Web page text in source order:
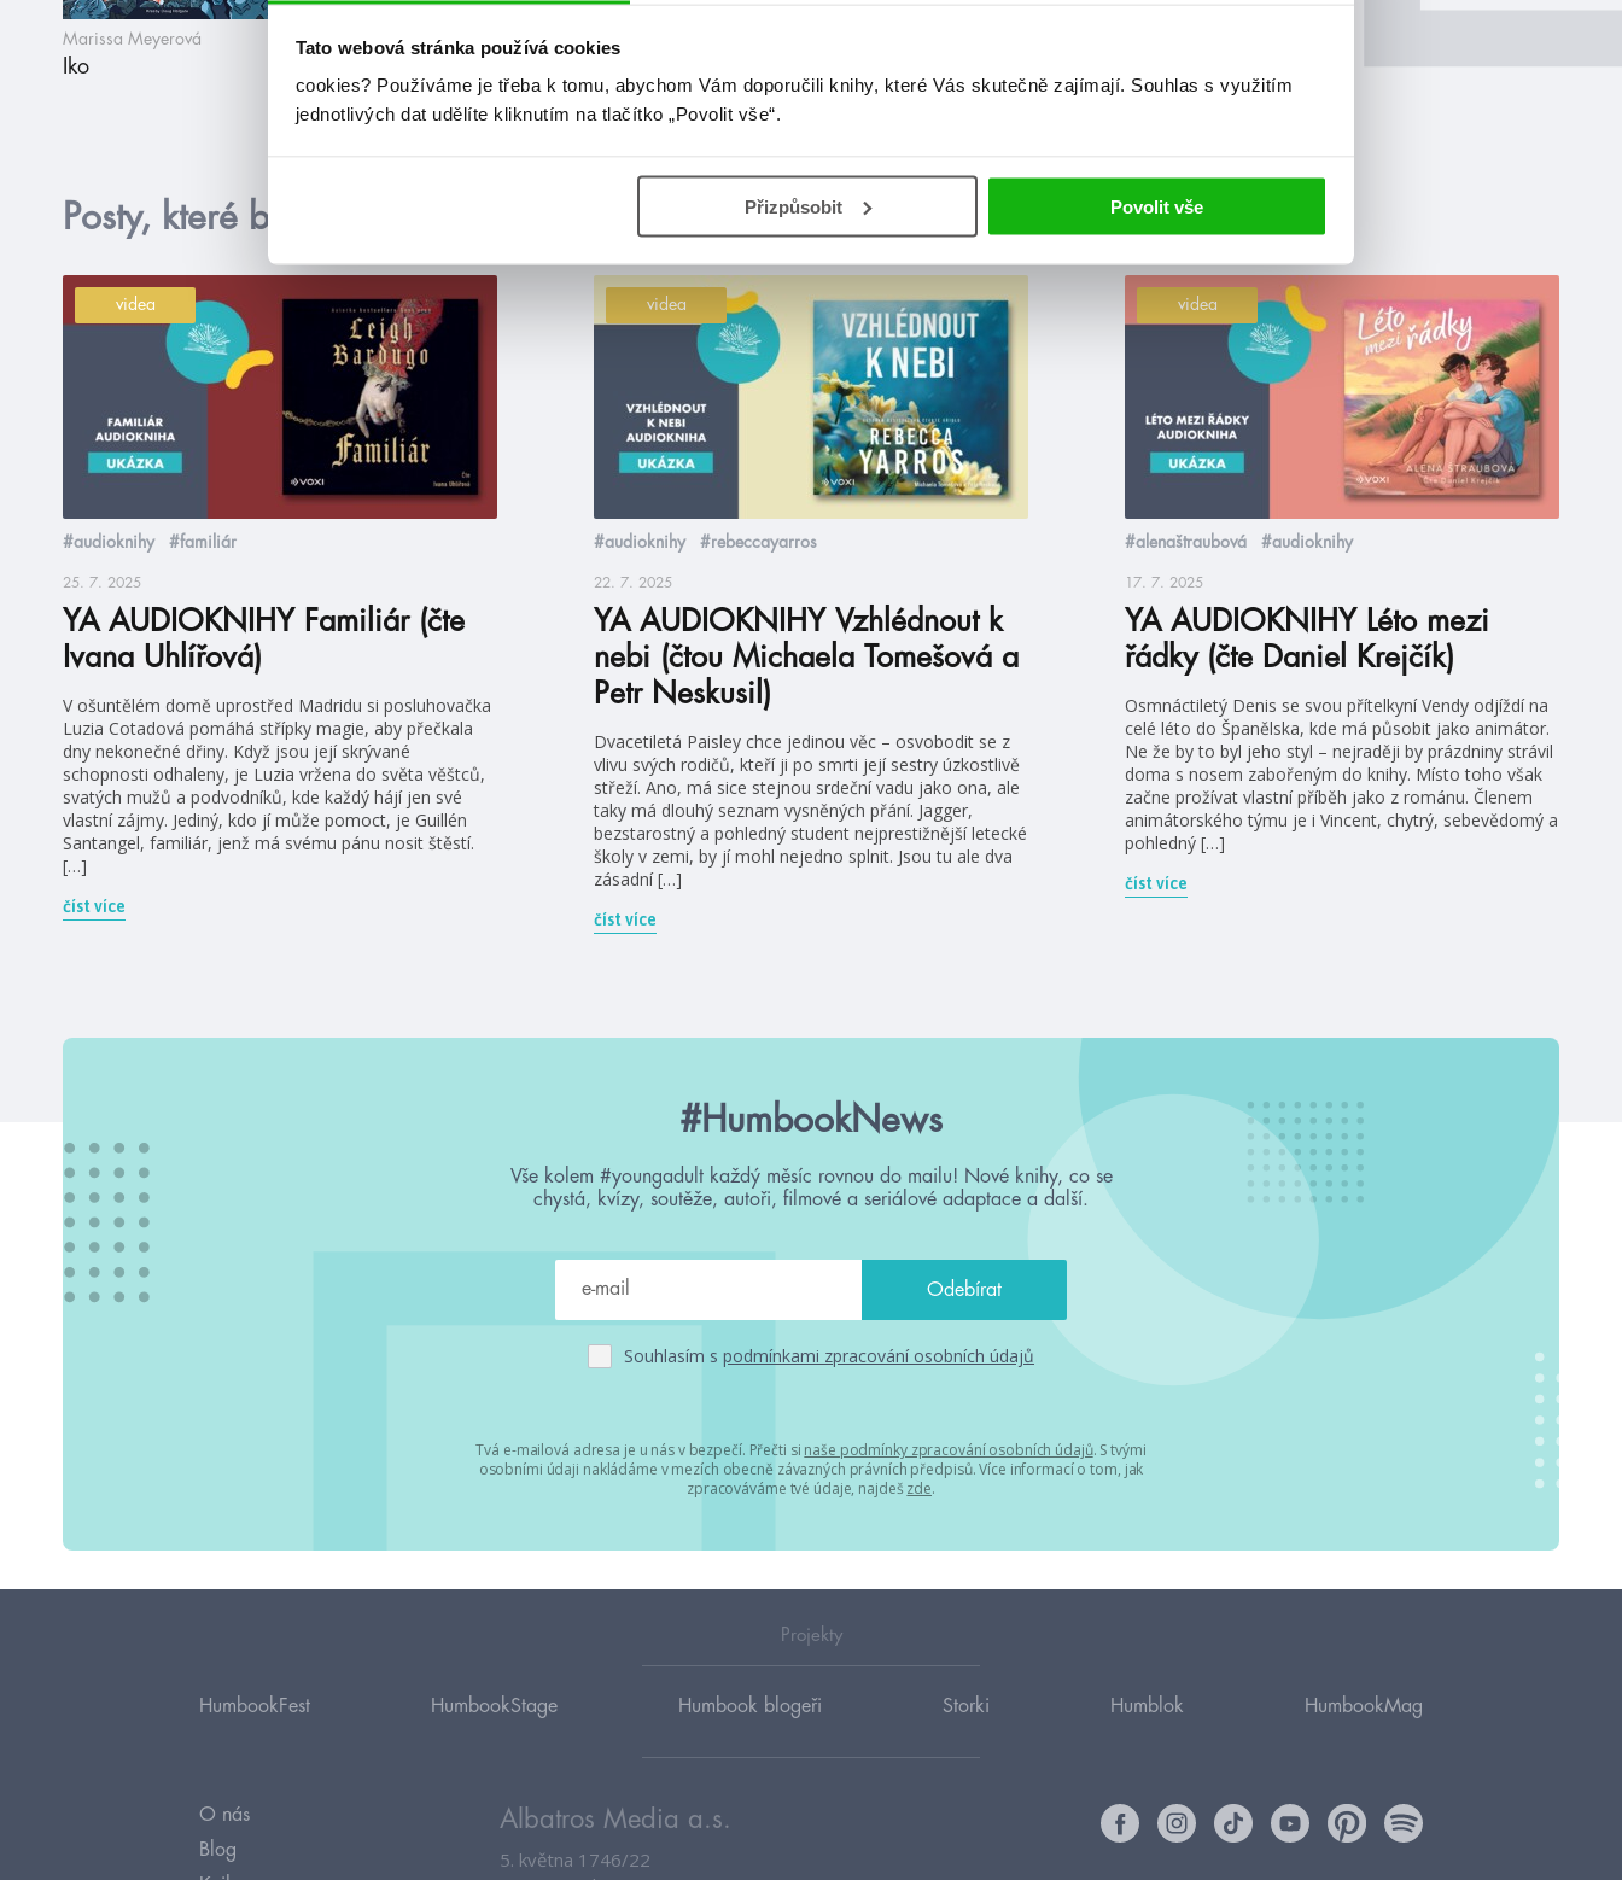
Tato webová stránka používá cookies
cookies? Používáme je třeba k tomu, abychom Vám doporučili knihy, které Vás skutečně zajímají. Souhlas s využitím
jednotlivých dat udělíte kliknutím na tlačítko „Povolit vše“.
Přizpůsobit Povolit vše
Marissa Meyerová
Iko
Marissa Meyerová
kroniky
Posty, které by tě mohly zajímat
videa
#audioknihy #familiár
25. 7. 2025
YA AUDIOKNIHY Familiár (čte
Ivana Uhlířová)
V ošuntělém domě uprostřed Madridu si posluhovačka
Luzia Cotadová pomáhá střípky magie, aby přečkala
dny nekonečné dřiny. Když jsou její skrývané
schopnosti odhaleny, je Luzia vržena do světa věštců,
svatých mužů a podvodníků, kde každý hájí jen své
vlastní zájmy. Jediný, kdo jí může pomoct, je Guillén
Santangel, familiár, jenž má svému pánu nosit štěstí.
[…]
číst více
videa
#audioknihy #rebeccayarros
22. 7. 2025
YA AUDIOKNIHY Vzhlédnout k
nebi (čtou Michaela Tomešová a
Petr Neskusil)
Dvacetiletá Paisley chce jedinou věc – osvobodit se z
vlivu svých rodičů, kteří ji po smrti její sestry úzkostlivě
střeží. Ano, má sice stejnou srdeční vadu jako ona, ale
taky má dlouhý seznam vysněných přání. Jagger,
bezstarostný a pohledný student nejprestižnější letecké
školy v zemi, by jí mohl nejedno splnit. Jsou tu ale dva
zásadní […]
číst více
videa
#alenaštraubová #audioknihy
17. 7. 2025
YA AUDIOKNIHY Léto mezi
řádky (čte Daniel Krejčík)
Osmnáctiletý Denis se svou přítelkyní Vendy odjíždí na
celé léto do Španělska, kde má působit jako animátor.
Ne že by to byl jeho styl – nejraději by prázdniny strávil
doma s nosem zabořeným do knihy. Místo toho však
začne prožívat vlastní příběh jako z románu. Členem
animátorského týmu je i Vincent, chytrý, sebevědomý a
pohledný […]
číst více
#HumbookNews
Vše kolem #youngadult každý měsíc rovnou do mailu! Nové knihy, co se
chystá, kvízy, soutěže, autoři, filmové a seriálové adaptace a další.
Souhlasím s podmínkami zpracování osobních údajů
Tvá e-mailová adresa je u nás v bezpečí. Přečti si naše podmínky zpracování osobních údajů. S tvými
osobními údaji nakládáme v mezích obecně závazných právních předpisů. Více informací o tom, jak
zpracováváme tvé údaje, najdeš zde.
Projekty
HumbookFest HumbookStage Humbook blogeři Storki Humblok HumbookMag
O nás
Blog
Albatros Media a.s.
5. května 1746/22